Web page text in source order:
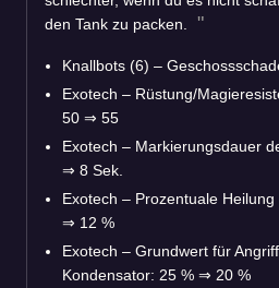
den Tank zu packen.
Knallbots (6) –
Exotech – Rüstung/
50 ⇒ 55
Exotech – Markierungsdauer
⇒ 8 Sek.
Exotech – Prozentuale
⇒ 12 %
Exotech – Grundwert für
Kondensator: 25 % ⇒ 20 %